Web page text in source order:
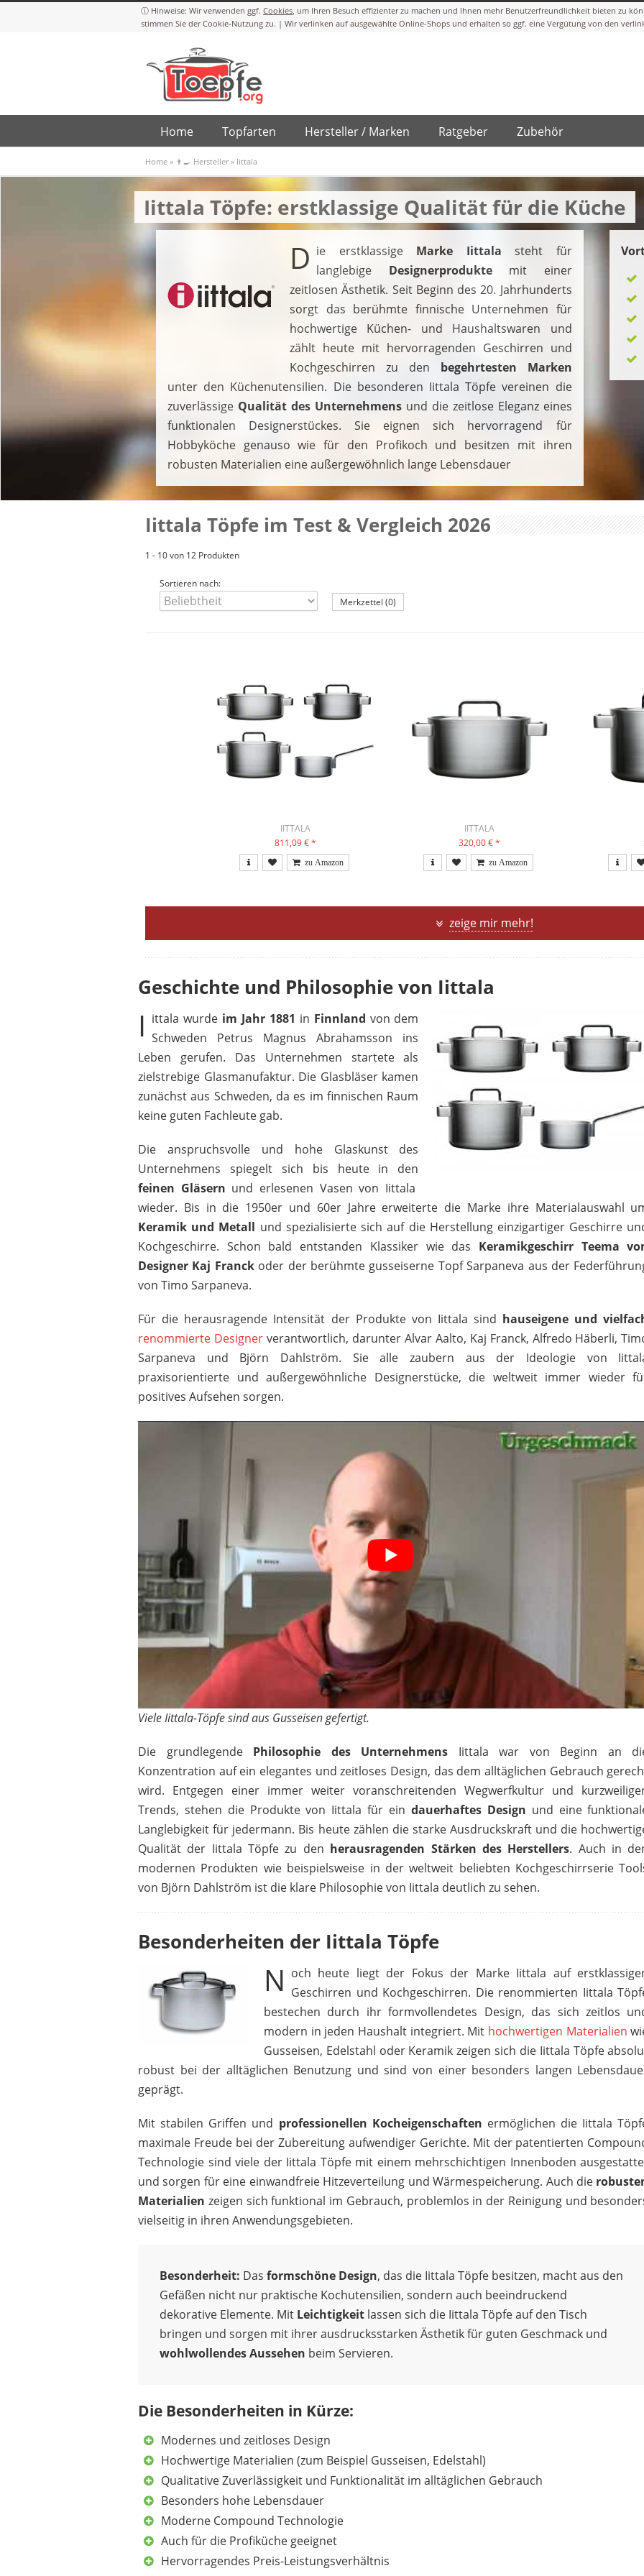
Cookies
Home Topfarten Hersteller / Marken Ratgeber Zubehör
Home » 👨‍🍳 Hersteller » Iittala
Iittala Töpfe: erstklassige Qualität für die Küche
D ie erstklassige Marke Iittala steht für
langlebige Designerproduktemit einer
zeitlosen Ästhetik. Seit Beginn des 20. Jahrhunderts
sorgt das berühmte finnische Unternehmen für
hochwertige Küchen- und Haushaltswaren und
zählt heute mit hervorragenden Geschirren und
Kochgeschirren zu den begehrtesten
Marken
unter den Küchenutensilien. Die besonderen Iittala Töpfe vereinen die
zuverlässige Qualität des Unternehmensund die zeitlose Eleganz eines
funktionalen Designerstückes. Sie eignen sich hervorragend für
Hobbyköche genauso wie für den Profikoch und besitzen mit ihren
robusten Materialien eine außergewöhnlich lange Lebensdauer
Iittala Töpfe im Test & Vergleich 2026
1 - 10 von 12 Produkten
Sortieren nach:
Merkzettel (0)
IITTALA
811,09 €*
IITTALA
320,00 €*
IITTALA
79,90 €
IITTALA
316,90 €
IITTALA
256,00 €*
LAVA
131,99 €*
IITTALA
zeige mir mehr!
Geschichte und Philosophie von Iittala
I ittala wurde im Jahr 1881 in Finnland von dem
Schweden Petrus Magnus Abrahamsson ins
Leben gerufen. Das Unternehmen startete als
zielstrebige Glasmanufaktur. Die Glasbläser kamen
zunächst aus Schweden, da es im finnischen Raum
keine guten Fachleute gab.
Die anspruchsvolle und hohe Glaskunst des
Unternehmens spiegelt sich bis heute in den
feinen Gläsern und erlesenen Vasen von Iittala
wieder. Bis in die 1950er und 60er Jahre erweiterte die Marke ihre Materialauswahl
Keramik und Metall und spezialisierte sich auf die Herstellung einzigartiger Geschirre
Kochgeschirre. Schon bald entstanden Klassiker wie das Keramikgeschirr Teema
Designer Kaj Franckoder der berühmte gusseiserne Topf Sarpaneva aus der
von Timo Sarpaneva.
Für die herausragende Intensität der Produkte von Iittala sind hauseigene und
renommierte Designerverantwortlich, darunter Alvar Aalto, Kaj Franck, Alfredo Häberli,
Sarpaneva und Björn Dahlström. Sie alle zaubern aus der Ideologie von
praxisorientierte und außergewöhnliche Designerstücke, die weltweit immer wieder
positives Aufsehen sorgen.
Viele Iittala-Töpfe sind aus Gusseisen gefertigt.
Die grundlegende Philosophie des Unternehmens Iittala war von Beginn an
Konzentration auf ein elegantes und zeitloses Design, das dem alltäglichen Gebrauch
wird. Entgegen einer immer weiter voranschreitenden Wegwerfkultur und
Trends, stehen die Produkte von Iittala für ein dauerhaftes Design und eine
Langlebigkeit für jedermann. Bis heute zählen die starke Ausdruckskraft und die
Qualität der Iittala Töpfe zu den herausragenden Stärken des Herstellers. Auch in
modernen Produkten wie beispielsweise in der weltweit beliebten Kochgeschirrserie
von Björn Dahlström ist die klare Philosophie von Iittala deutlich zu sehen.
Besonderheiten der Iittala Töpfe
N och heute liegt der Fokus der Marke Iittala auf
Geschirren und Kochgeschirren. Die renommierten Iittala
bestechen durch ihr formvollendetes Design, das sich zeitlos
modern in jeden Haushalt integriert. Mit hochwertigen Materialien
Gusseisen, Edelstahl oder Keramik zeigen sich die Iittala Töpfe
robust bei der alltäglichen Benutzung und sind von einer besonders langen
geprägt.
Mit stabilen Griffen und professionellen Kocheigenschaften ermöglichen die Iittala
maximale Freude bei der Zubereitung aufwendiger Gerichte. Mit der patentierten
Technologie sind viele der Iittala Töpfe mit einem mehrschichtigen Innenboden
und sorgen für eine einwandfreie Hitzeverteilung und Wärmespeicherung. Auch die
Materialien zeigen sich funktional im Gebrauch, problemlos in der Reinigung und
vielseitig in ihren Anwendungsgebieten.
Besonderheit: Das formschöne Design, das die Iittala Töpfe besitzen, macht aus den
Gefäßen nicht nur praktische Kochutensilien, sondern auch beeindruckend
dekorative Elemente. Mit Leichtigkeit lassen sich die Iittala Töpfe auf den Tisch
bringen und sorgen mit ihrer ausdrucksstarken Ästhetik für guten Geschmack und
wohlwollendes Aussehen beim Servieren.
Die Besonderheiten in Kürze:
Modernes und zeitloses Design
Hochwertige Materialien (zum Beispiel Gusseisen, Edelstahl)
Qualitative Zuverlässigkeit und Funktionalität im alltäglichen Gebrauch
Besonders hohe Lebensdauer
Moderne Compound Technologie
Auch für die Profiküche geeignet
Hervorragendes Preis-Leistungsverhältnis